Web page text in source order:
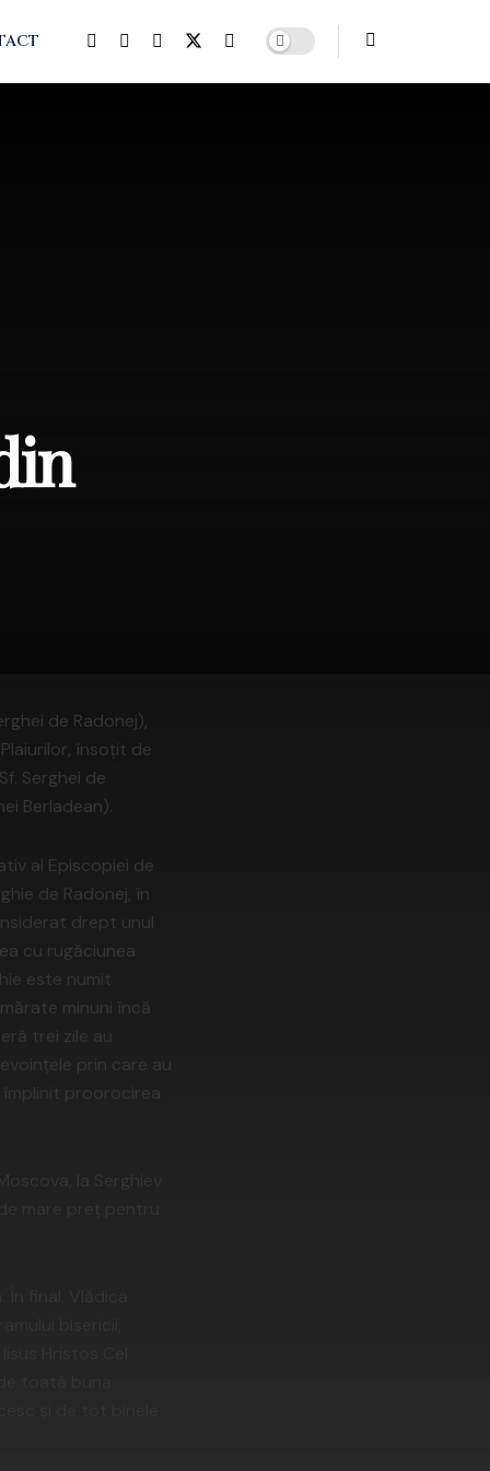
de Radonej),
însoţit de
Serghei de
Berladean).
al Episcopiei de
de Radonej, în
drept unul
cu rugăciunea
este numit
minuni încă
trei zile au